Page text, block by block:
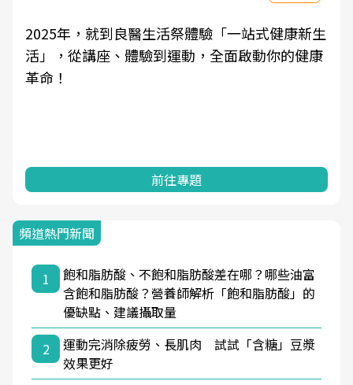
2025年，就到良醫生活祭體驗「一站式健康新生
活」，從講座、體驗到運動，全面啟動你的健康
革命！
前往專題
頻道熱門新聞
1
飽和脂肪酸、不飽和脂肪酸差在哪？哪些油富
含飽和脂肪酸？營養師解析「飽和脂肪酸」的
優缺點、建議攝取量
2
運動完消除疲勞、長肌肉 試試「含糖」豆漿
效果更好